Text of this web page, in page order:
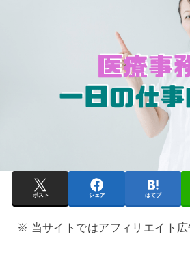
ポスト シェア はてブ
※ 当サイトではアフィリエイト